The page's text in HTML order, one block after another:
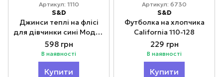
Артикул: 1110
S&D
Джинси теплі на флісі
для дівчинки сині Модно
120-160
598 грн
В наявності
Купити
Артикул: 6730
S&D
Футболка на хлопчика
California 110-128
229 грн
В наявності
Купити